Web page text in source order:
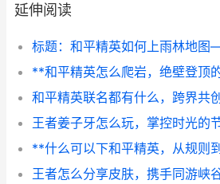
延伸阅读
王者姜子牙怎么玩，掌控时光的
王者怎么分享皮肤，携手同游峡